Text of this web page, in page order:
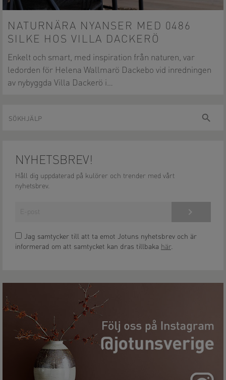
NATURNÄRA NYANSER MED 0486
SILKE HOS VILLA DACKERÖ
Enkelt och smart, med inspiration från naturen, var
ledorden för Helena Wallmarö Dackebo vid inredningen
av nybyggda Villa Dackerö i…
sök
NYHETSBREV!
Håll dig uppdaterad på kulörer och trender med vårt
nyhetsbrev.
Jag samtycker till att ta emot Jotuns nyhetsbrev och är
informerad om att samtycket kan dras tillbaka här.